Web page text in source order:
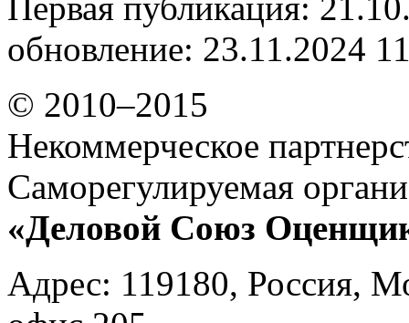
обновление: 23.11.2024
© 2010–2015
Некоммерческое
Саморегулируемая
«Деловой Союз
Адрес: 119180, Россия,